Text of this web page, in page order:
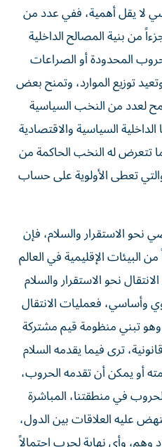
لا يقل أهمية، ففي عدد من
من بنية المصالح الداخلية
المحدودة أو الصراعات
توزيع الموارد، وتمنح بعض
لعدد من النخب السياسية
السياسية والاقتصادية
تتعرض له النخب الحاكمة من
تعطى الأولوية على حساب
نحو الاستقرار والسلام، فإن
الإقليمية في العالم
نحو الاستقرار والسلام
وأساسي، فعمليات الانتقال
تبني منظومة قيم مشتركة
ترى فيما يقدمه السلام
أو يمكن أن تقدمه الحروب،
في منطقتنا، المباشرة
عليه العلاقات بين الدول،